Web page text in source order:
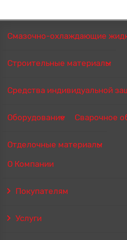
Смазочно-охлаждающие
Строительные материалы
Средства индивидуальной
Оборудование Сварочное
Отделочные материалы
О Компании
Покупателям
Услуги